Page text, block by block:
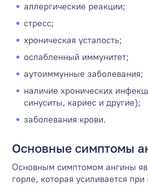
аллергические реакции;
стресс;
хроническая усталость;
ослабленный иммунитет;
аутоиммунные заболевания;
наличие хронических
синуситы, кариес и другие);
заболевания крови.
Основные симптомы
Основным симптомом ангины
горле, которая усиливается при